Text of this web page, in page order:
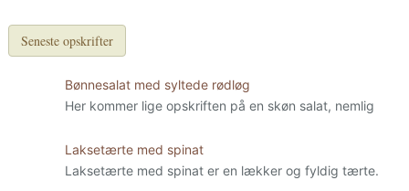
Seneste opskrifter
Bønnesalat med syltede rødløg
Her kommer lige opskriften på en skøn salat, nemlig
Laksetærte med spinat
Laksetærte med spinat er en lækker og fyldig tærte.